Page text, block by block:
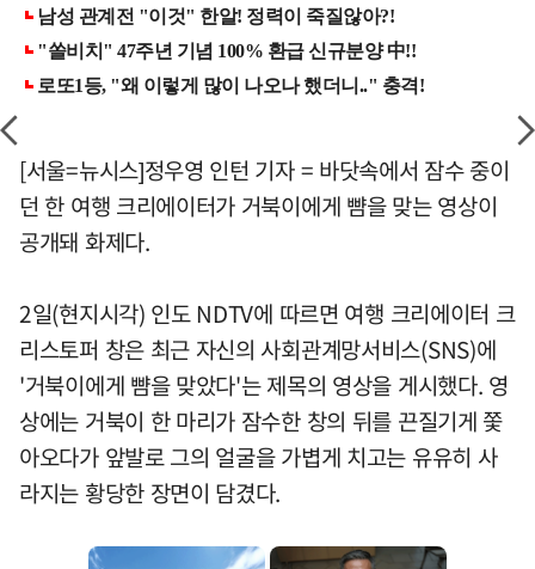
[서울=뉴시스]정우영 인턴 기자 = 바닷속에서 잠수 중이
던 한 여행 크리에이터가 거북이에게 뺨을 맞는 영상이
공개돼 화제다.
2일(현지시각) 인도 NDTV에 따르면 여행 크리에이터 크
리스토퍼 창은 최근 자신의 사회관계망서비스(SNS)에
'거북이에게 뺨을 맞았다'는 제목의 영상을 게시했다. 영
상에는 거북이 한 마리가 잠수한 창의 뒤를 끈질기게 쫓
아오다가 앞발로 그의 얼굴을 가볍게 치고는 유유히 사
라지는 황당한 장면이 담겼다.